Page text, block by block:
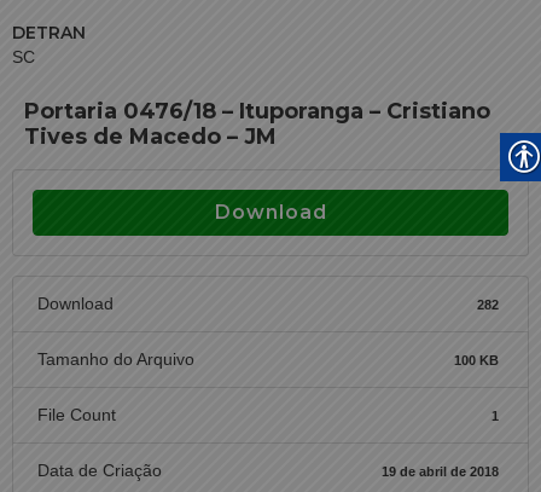
DETRAN
SC
Portaria 0476/18 – Ituporanga – Cristiano
Tives de Macedo – JM
Download
Download 282
Tamanho do Arquivo 100 KB
File Count 1
Data de Criação 19 de abril de 2018